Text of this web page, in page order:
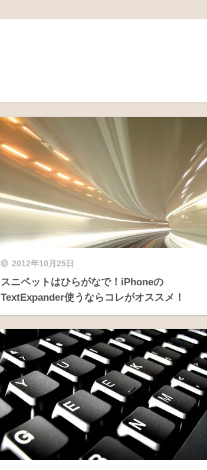
2012年10月25日
スニペットはひらがなで！iPhoneの
TextExpander使うならコレがオススメ！